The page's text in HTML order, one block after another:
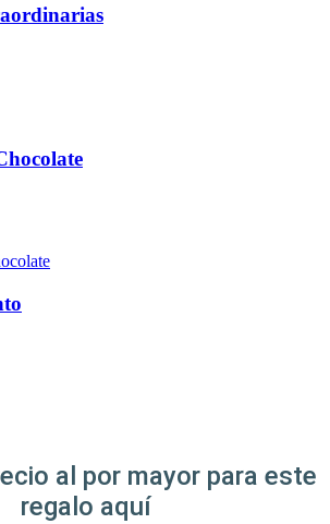
al por mayor para este
regalo aquí